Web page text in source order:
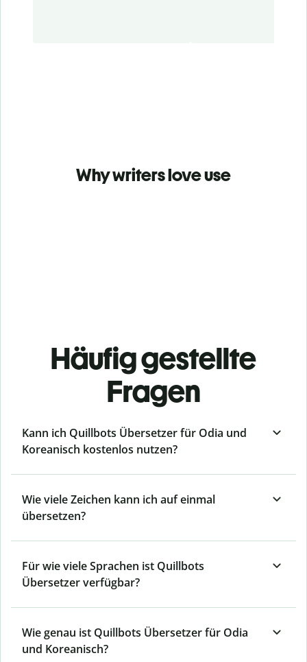
Why writers love use
Häufig gestellte
Fragen
Kann ich Quillbots Übersetzer für Odia und
Koreanisch kostenlos nutzen?
Wie viele Zeichen kann ich auf einmal
übersetzen?
Für wie viele Sprachen ist Quillbots
Übersetzer verfügbar?
Wie genau ist Quillbots Übersetzer für Odia
und Koreanisch?